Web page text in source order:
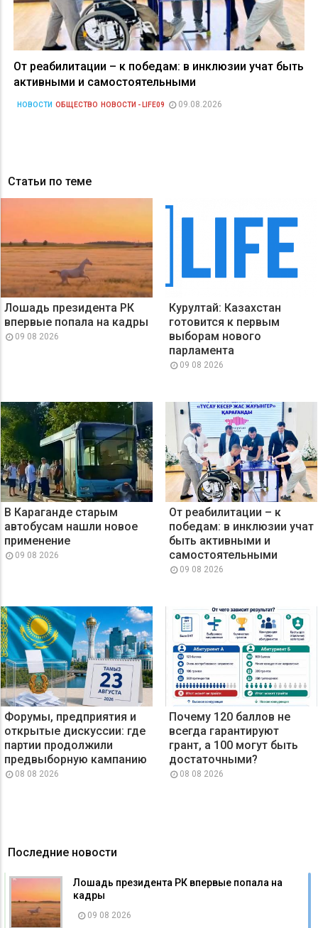
От реабилитации – к победам: в инклюзии учат быть
активными и самостоятельными
НОВОСТИ ОБЩЕСТВО НОВОСТИ - LIFE09 09.08.2026
Статьи по теме
Лошадь президента РК
впервые попала на кадры
09 08 2026
Курултай: Казахстан
готовится к первым
выборам нового
парламента
09 08 2026
В Караганде старым
автобусам нашли новое
применение
09 08 2026
От реабилитации – к
победам: в инклюзии учат
быть активными и
самостоятельными
09 08 2026
Форумы, предприятия и
открытые дискуссии: где
партии продолжили
предвыборную кампанию
08 08 2026
Почему 120 баллов не
всегда гарантируют
грант, а 100 могут быть
достаточными?
08 08 2026
Последние новости
Лошадь президента РК впервые попала на
кадры
09 08 2026